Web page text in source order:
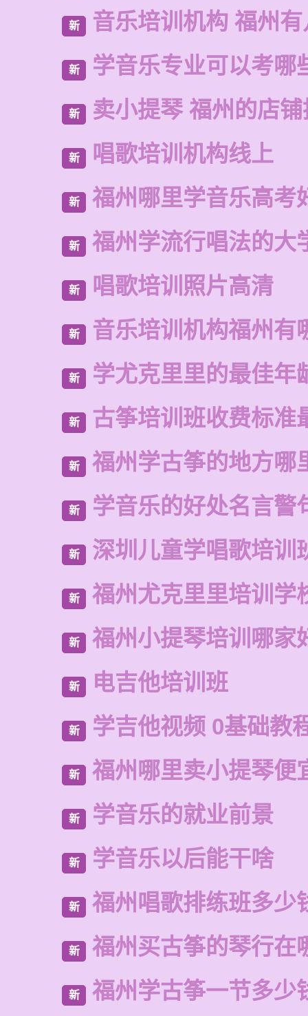
新 音乐培训机构 福州
新 学音乐专业可以考哪
新 卖小提琴 福州的店
新 唱歌培训机构线上
新 福州哪里学音乐高考
新 福州学流行唱法的大
新 唱歌培训照片高清
新 音乐培训机构福州有
新 学尤克里里的最佳年
新 古筝培训班收费标准
新 福州学古筝的地方哪
新 学音乐的好处名言警
新 深圳儿童学唱歌培训
新 福州尤克里里培训学
新 福州小提琴培训哪家
新 电吉他培训班
新 学吉他视频 0基础教
新 福州哪里卖小提琴便
新 学音乐的就业前景
新 学音乐以后能干啥
新 福州唱歌排练班多少
新 福州买古筝的琴行在
新 福州学古筝一节多少